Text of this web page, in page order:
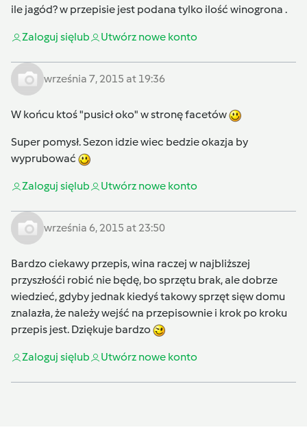
ile jagód? w przepisie jest podana tylko ilość winogrona .
Zaloguj sięlub Utwórz nowe konto
września 7, 2015 at 19:36
W końcu ktoś "pusicł oko" w stronę facetów
Super pomysł. Sezon idzie wiec bedzie okazja by
wyprubować
Zaloguj sięlub Utwórz nowe konto
września 6, 2015 at 23:50
Bardzo ciekawy przepis, wina raczej w najbliższej
przyszłośći robić nie będę, bo sprzętu brak, ale dobrze
wiedzieć, gdyby jednak kiedyś takowy sprzęt sięw domu
znalazła, że należy wejść na przepisownie i krok po kroku
przepis jest. Dziękuje bardzo
Zaloguj sięlub Utwórz nowe konto